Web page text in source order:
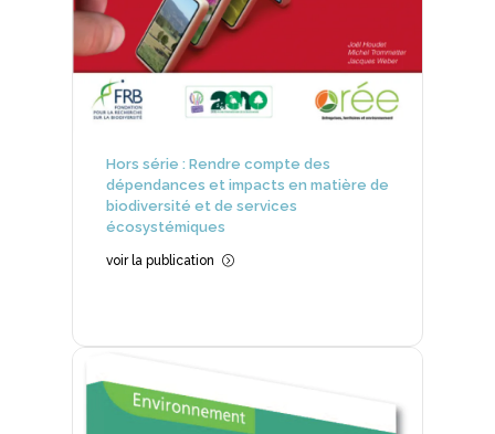
Hors série : Rendre compte des
dépendances et impacts en matière de
biodiversité et de services
écosystémiques
voir la publication =